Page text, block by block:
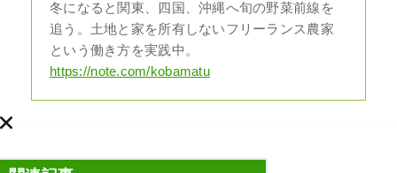
冬になると関東、四国、沖縄へ旬の野菜前線を
追う。土地と家を所有しないフリーランス農家
という働き方を実践中。
https://note.com/kobamatu